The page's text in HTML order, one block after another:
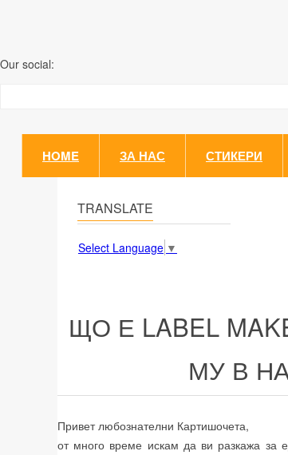
Our social:
HOME ЗА НАС СТИКЕРИ
TRANSLATE
Select Language ▼
ЩО Е LABEL
МУ В
Привет любознателни Картишочета,
от много време искам да ви разкажа за